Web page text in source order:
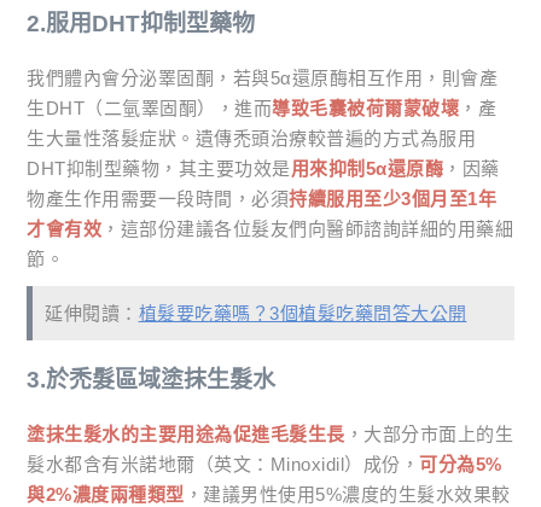
2.服用DHT抑制型藥物
我們體內會分泌睪固酮，若與5α還原酶相互作用，則會產
生DHT（二氫睪固酮），進而導致毛囊被荷爾蒙破壞 ，產
生大量性落髮症狀。遺傳禿頭治療較普遍的方式為服用
DHT抑制型藥物，其主要功效是用來抑制5α還原酶 ，因藥
物產生作用需要一段時間，必須持續服用至少3個月至1年
才會有效 ，這部份建議各位髮友們向醫師諮詢詳細的用藥細
節。
延伸閱讀： 植髮要吃藥嗎？3個植髮吃藥問答大公開
3.於禿髮區域塗抹生髮水
塗抹生髮水的主要用途為促進毛髮生長 ，大部分市面上的生
髮水都含有米諾地爾（英文：Minoxidil）成份， 可分為5%
與2%濃度兩種類型 ，建議男性使用5%濃度的生髮水效果較